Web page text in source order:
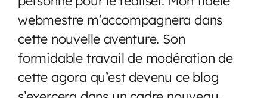
webmestre m’accompagnera dans
cette nouvelle aventure. Son
formidable travail de modération de
cette agora qu’est devenu ce blog